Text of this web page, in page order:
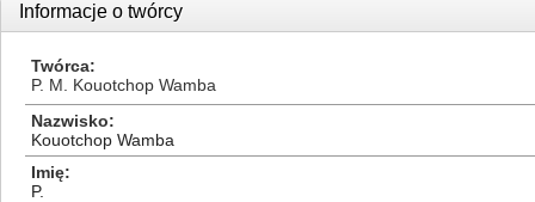
Informacje o twórcy
Twórca
P. M. Kouotchop Wamba
Nazwisko
Kouotchop Wamba
Imię
P.